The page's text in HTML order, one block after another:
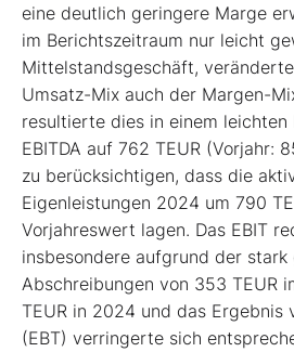
eine deutlich geringere Marge
im Berichtszeitraum nur leicht
Mittelstandsgeschäft,
Umsatz-Mix auch der Margen-
resultierte dies in einem leichten
EBITDA auf 762 TEUR (Vorjahr:
zu berücksichtigen, dass die
Eigenleistungen 2024 um 790
Vorjahreswert lagen. Das EBIT
insbesondere aufgrund der stark
Abschreibungen von 353 TEUR
TEUR in 2024 und das Ergebnis
(EBT) verringerte sich